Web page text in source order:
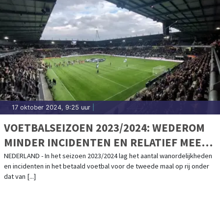
17 oktober 2024, 9:25 uur
VOETBALSEIZOEN 2023/2024: WEDEROM
MINDER INCIDENTEN EN RELATIEF MEER
ZAKEN VOOR RECHTER GEBRACHT
NEDERLAND - In het seizoen 2023/2024 lag het aantal wanordelijkheden
en incidenten in het betaald voetbal voor de tweede maal op rij onder
dat van [...]